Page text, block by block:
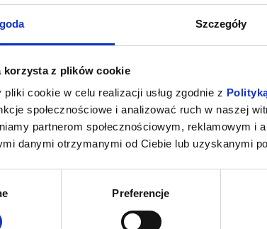
Szczegóły
korzysta z plików cookie
cookie w celu realizacji usług zgodnie z
społecznościowe i analizować ruch w naszej
partnerom społecznościowym, reklamowym i
danymi otrzymanymi od Ciebie lub uzyskanymi
Preferencje
MAN. CAŁKIEM NOWY DZIEŃ
DUBB
Dąbrowa Tarnowska
kup bilet
09.08.2026, Dąbrowa